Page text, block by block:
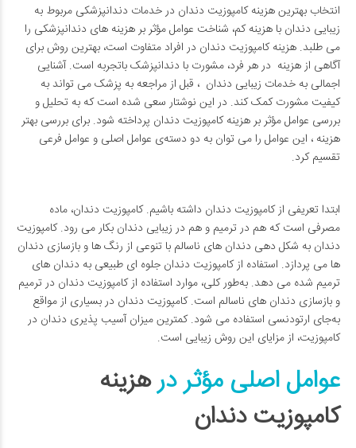
انتخاب بهترین هزینه کامپوزیت دندان در خدمات دندانپزشکی مربوط به
زیبایی دندان با هزینه­ کم، شناخت عوامل مؤثر بر هزینه ­های دندانپزشکی را
می­ طلبد. هزینه­ کامپوزیت دندان در افراد متفاوت است، بهترین روش برای
آگاهی از هزینه در هر فرد، مشورت با دندانپزشک باتجربه است. آشنایی
اجمالی به خدمات زیبایی دندان ، قبل از مراجعه به پزشک می ­تواند به
کیفیت مشورت کمک کند. در این نوشتار سعی شده است که به تحلیل و
بررسی عوامل مؤثر بر هزینه کامپوزیت دندان پرداخته شود. برای بررسی بهتر
هزینه ، این عوامل را می­ توان به دو دسته‌ی عوامل اصلی و عوامل فرعی
تقسیم کرد.
ابتدا تعریفی از کامپوزیت دندان داشته باشیم. کامپوزیت دندان، ماده
مصرفی است که هم در ترمیم و هم در زیبایی دندان بکار می­ رود. کامپوزیت
دندان به شکل­ دهی دندان­ های ناسالم با تنوعی از رنگ­ ها و بازسازی دندان
­ها می­ پردازد. استفاده از کامپوزیت دندان جلوه ­ای طبیعی به دندان ­های
ترمیم‌ شده می­ دهد. به‌طور کلی، موارد استفاده از کامپوزیت دندان در ترمیم
و بازسازی دندان­ های ناسالم است. کامپوزیت دندان در بسیاری از مواقع
به‌جای ارتودنسی استفاده می­ شود. کمترین میزان آسیب ­پذیری دندان در
کامپوزیت، از مزایای این روش زیبایی است.
عوامل اصلی مؤثر درهزینه
کامپوزیت دندان